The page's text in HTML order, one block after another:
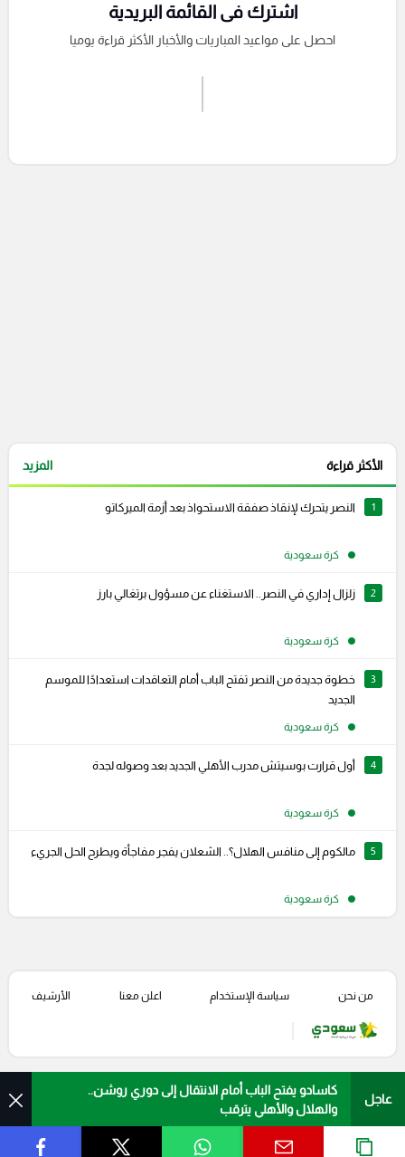
اشترك فى القائمة البريدية
احصل على مواعيد المباريات والأخبار الأكثر قراءة يوميا
الأكثر قراءة المزيد
1 النصر يتحرك لإنقاذ صفقة الاستحواذ بعد أزمة الميركاتو
كرة سعودية
2 زلزال إداري في النصر.. الاستغناء عن مسؤول برتغالي بارز
كرة سعودية
3
خطوة جديدة من النصر تفتح الباب أمام التعاقدات استعدادًا للموسم
الجديد
كرة سعودية
4 أول قرارت بوسيتش مدرب الأهلي الجديد بعد وصوله لجدة
كرة سعودية
5 مالكوم إلى منافس الهلال؟.. الشعلان يفجر مفاجأة ويطرح الحل الجريء
كرة سعودية
عاجل
كاسادو يفتح الباب أمام الانتقال إلى دوري روشن..
والهلال والأهلي يترقب
من نحن سياسة الإستخدام اعلن معنا الأرشيف